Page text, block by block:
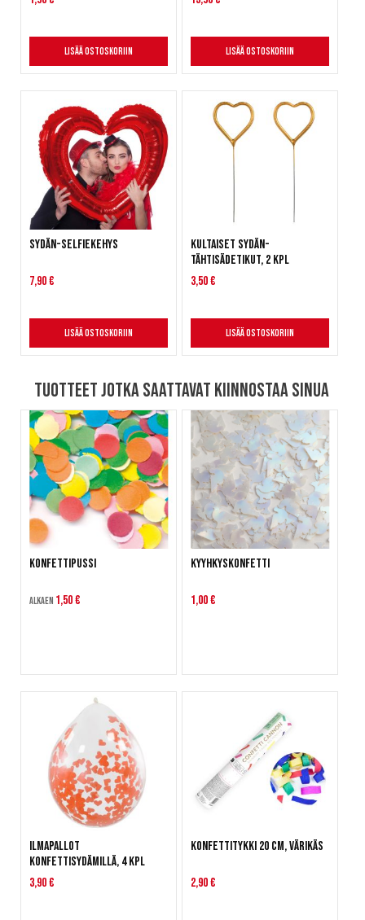
Lisää ostoskoriin Lisää ostoskoriin
Sydän-selfiekehys
7,90 €
Lisää ostoskoriin
Kultaiset sydän-
tähtisädetikut, 2 kpl
3,50 €
Lisää ostoskoriin
Tuotteet jotka saattavat kiinnostaa sinua
Konfettipussi
Alkaen 1,50 €
Kyyhkyskonfetti
1,00 €
Ilmapallot
konfettisydämillä, 4 kpl
3,90 €
Konfettitykki 20 cm, värikäs
2,90 €